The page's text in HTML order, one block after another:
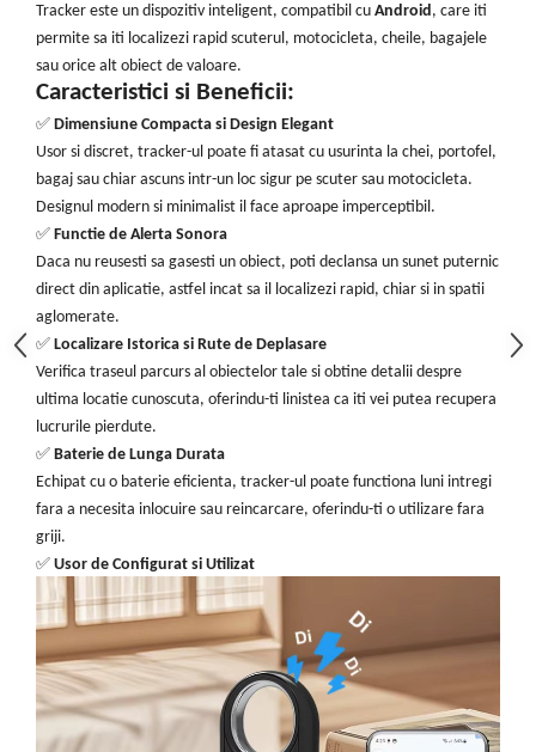
Tracker este un dispozitiv inteligent, compatibil cu Android , care iti
permite sa iti localizezi rapid scuterul, motocicleta, cheile, bagajele
sau orice alt obiect de valoare.
Caracteristici si Beneficii:
✅ Dimensiune Compacta si Design Elegant
Usor si discret, tracker-ul poate fi atasat cu usurinta la chei, portofel,
bagaj sau chiar ascuns intr-un loc sigur pe scuter sau motocicleta.
Designul modern si minimalist il face aproape imperceptibil.
✅ Functie de Alerta Sonora
Daca nu reusesti sa gasesti un obiect, poti declansa un sunet puternic
direct din aplicatie, astfel incat sa il localizezi rapid, chiar si in spatii
aglomerate.
✅ Localizare Istorica si Rute de Deplasare
Verifica traseul parcurs al obiectelor tale si obtine detalii despre
ultima locatie cunoscuta, oferindu-ti linistea ca iti vei putea recupera
lucrurile pierdute.
✅ Baterie de Lunga Durata
Echipat cu o baterie eficienta, tracker-ul poate functiona luni intregi
fara a necesita inlocuire sau reincarcare, oferindu-ti o utilizare fara
griji.
✅ Usor de Configurat si Utilizat